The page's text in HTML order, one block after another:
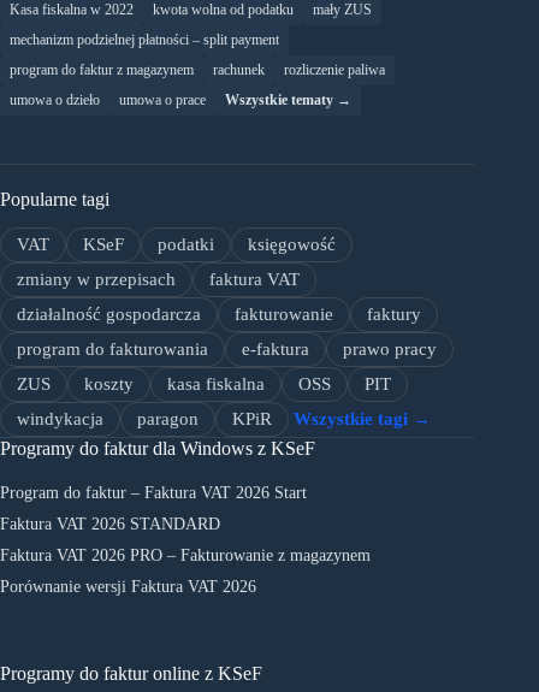
Kasa fiskalna w 2022
kwota wolna od podatku
mały ZUS
mechanizm podzielnej płatności – split payment
program do faktur z magazynem
rachunek
rozliczenie paliwa
umowa o dzieło
umowa o prace Wszystkie tematy →
Popularne tagi
VAT KSeF podatki
księgowość
zmiany w przepisach
faktura VAT
działalność gospodarcza
fakturowanie
faktury
program do fakturowania
e-faktura
prawo pracy
ZUS
koszty kasa fiskalna OSS
PIT
windykacja
paragon KPiR Wszystkie tagi →
Programy do faktur dla Windows z KSeF
Program do faktur – Faktura VAT 2026 Start
Faktura VAT 2026 STANDARD
Faktura VAT 2026 PRO – Fakturowanie z magazynem
Porównanie wersji Faktura VAT 2026
Programy do faktur online z KSeF